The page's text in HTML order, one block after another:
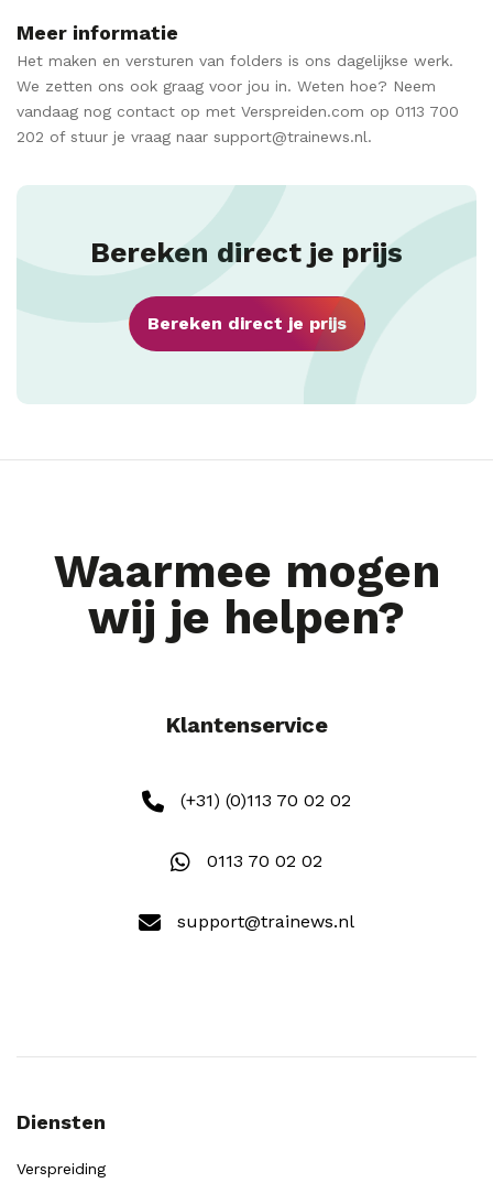
Meer informatie
Het maken en versturen van folders is ons dagelijkse werk.
We zetten ons ook graag voor jou in. Weten hoe? Neem
vandaag nog contact op met Verspreiden.com op 0113 700
202 of stuur je vraag naar support@trainews.nl.
Bereken direct je prijs
Bereken direct je prijs
Waarmee mogen
wij je helpen?
Klantenservice
(+31) (0)113 70 02 02
0113 70 02 02
support@trainews.nl
Diensten
Verspreiding